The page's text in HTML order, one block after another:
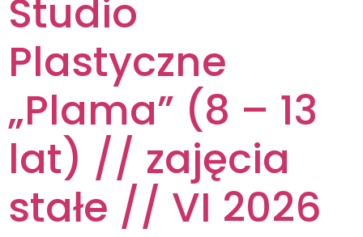
Studio
Plastyczne
„Plama” (8 – 13
lat) // zajęcia
stałe // VI 2026